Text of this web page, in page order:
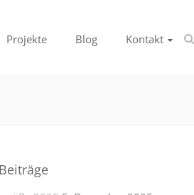
Projekte Blog Kontakt